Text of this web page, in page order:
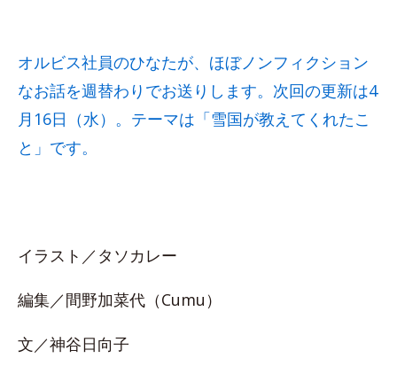
オルビス社員のひなたが、ほぼノンフィクション
なお話を週替わりでお送りします。次回の更新は4
月16日（水）。テーマは「雪国が教えてくれたこ
と」です。
イラスト／タソカレー
編集／間野加菜代（Cumu）
文／神谷日向子